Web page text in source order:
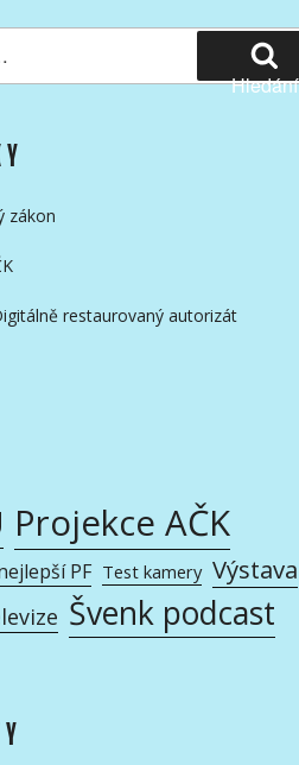
Hledání
zákon
restaurovaný autorizát
Projekce AČK
PF Test kamery Výstava
Švenk podcast